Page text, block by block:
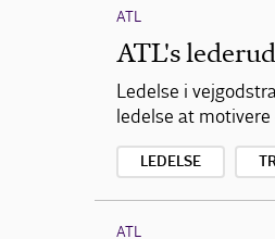
ATL
ATL's
Ledelse i
ledelse at
LEDELSE
ATL